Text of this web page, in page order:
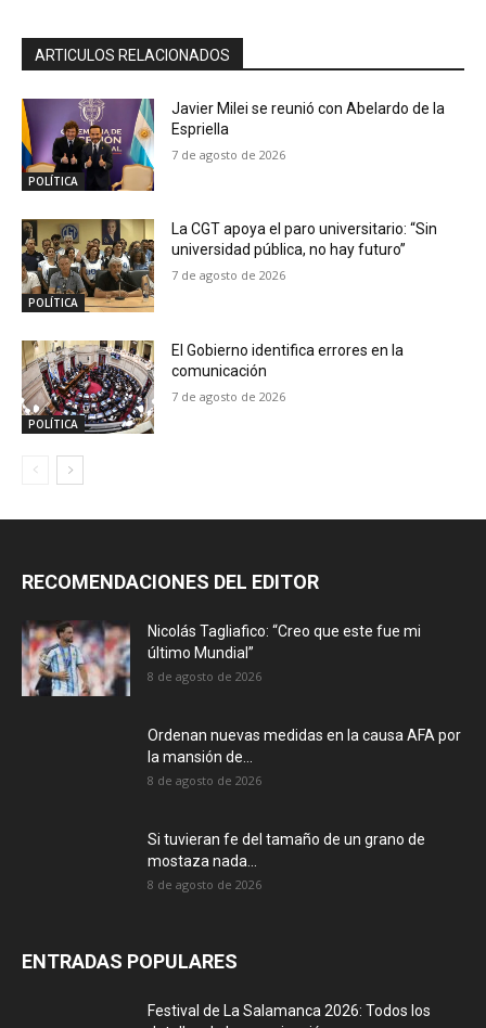
ARTICULOS RELACIONADOS
POLÍTICA
Javier Milei se reunió con Abelardo de la
Espriella
7 de agosto de 2026
POLÍTICA
La CGT apoya el paro universitario: “Sin
universidad pública, no hay futuro”
7 de agosto de 2026
POLÍTICA
El Gobierno identifica errores en la
comunicación
7 de agosto de 2026
RECOMENDACIONES DEL EDITOR
Nicolás Tagliafico: “Creo que este fue mi
último Mundial”
8 de agosto de 2026
Ordenan nuevas medidas en la causa AFA por
la mansión de...
8 de agosto de 2026
Si tuvieran fe del tamaño de un grano de
mostaza nada...
8 de agosto de 2026
ENTRADAS POPULARES
Festival de La Salamanca 2026: Todos los